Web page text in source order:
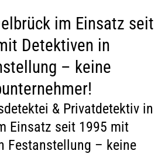
im Einsatz seit
Detektiven in
– keine
& Privatdetektiv in
Einsatz seit 1995 mit
Festanstellung – keine